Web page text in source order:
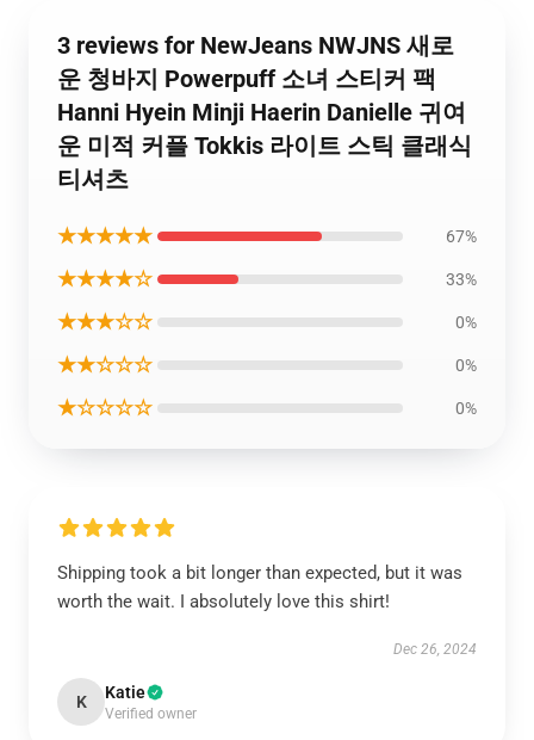
3 reviews for NewJeans NWJNS 새로
운 청바지 Powerpuff 소녀 스티커 팩
Hanni Hyein Minji Haerin Danielle 귀여
운 미적 커플 Tokkis 라이트 스틱 클래식
티셔츠
★★★★★ 67%
★★★★☆ 33%
★★★☆☆ 0%
★★☆☆☆ 0%
★☆☆☆☆ 0%
Shipping took a bit longer than expected, but it was
worth the wait. I absolutely love this shirt!
Dec 26, 2024
K Katie
Verified owner